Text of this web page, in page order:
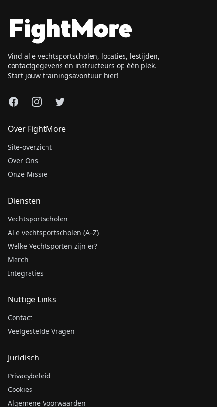
Vind alle vechtsportscholen, locaties, lestijden,
contactgegevens en instructeurs op één plek.
Start jouw trainingsavontuur hier!
FacebookInstagram
X
Over FightMore
Site-overzicht
Over Ons
Onze Missie
Diensten
Vechtsportscholen
Alle vechtsportscholen (A–Z)
Welke Vechtsporten zijn er?
Merch
Integraties
Nuttige Links
Contact
Veelgestelde Vragen
Juridisch
Privacybeleid
Cookies
Algemene Voorwaarden